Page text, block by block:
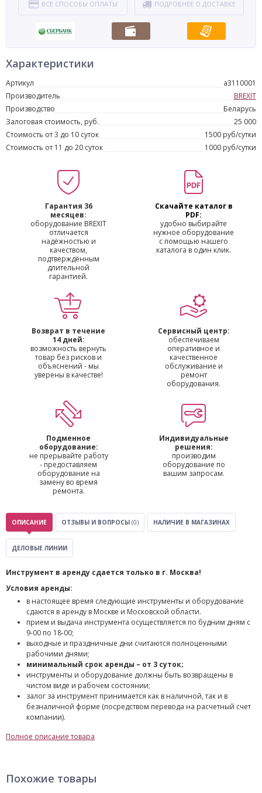
ВСЕ СПОСОБЫ ОПЛАТЫ ПОДРОБНЕЕ О ДОСТАВКЕ
Характеристики
Артикул
a3110001
Производитель
BREXIT
Производство
Беларусь
Залоговая стоимость, руб.
25 000
Стоимость от 3 до 10 суток
1500 руб/сутки
Стоимость от 11 до 20 суток
1000 руб/сутки
Гарантия 36
месяцев:
оборудование BREXIT
отличается
надёжностью и
качеством,
подтверждённым
длительной
гарантией.
Скачайте каталог в
PDF:
удобно выбирайте
нужное оборудование
с помощью нашего
каталога в один клик.
Возврат в течение
14 дней:
возможность вернуть
товар без рисков и
объяснений - мы
уверены в качестве!
Сервисный центр:
обеспечиваем
оперативное и
качественное
обслуживание и
ремонт
оборудования.
Подменное
оборудование:
не прерывайте работу
- предоставляем
оборудование на
замену во время
ремонта.
Индивидуальные
решения:
производим
оборудование по
вашим запросам.
ОПИСАНИЕ ОТЗЫВЫ И ВОПРОСЫ (0) НАЛИЧИЕ В МАГАЗИНАХ
ДЕЛОВЫЕ ЛИНИИ
Инструмент в аренду сдается только в г. Москва!
Условия аренды:
в настоящее время следующие инструменты и оборудование
сдаются в аренду в Москве и Московской области.
прием и выдача инструмента осуществляется по будним дням с
9-00 по 18-00;
выходные и праздничные дни считаются полноценными
рабочими днями;
минимальный срок аренды – от 3 суток;
инструменты и оборудование должны быть возвращены в
чистом виде и рабочем состоянии;
залог за инструмент принимается как в наличной, так и в
безналичной форме (посредством перевода на расчетный счет
компании).
Полное описание товара
Похожие товары